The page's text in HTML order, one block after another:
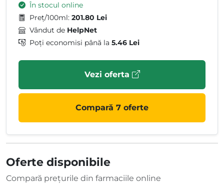
În stocul online
Preț/100ml: 201.80 Lei
Vândut de HelpNet
Poți economisi până la 5.46 Lei
Vezi oferta
Compară 7 oferte
Oferte disponibile
Compară prețurile din farmaciile online